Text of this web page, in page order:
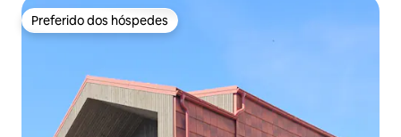
Preferido dos hóspedes
Preferido dos hóspedes